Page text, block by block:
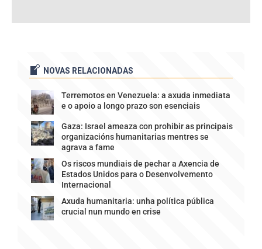
NOVAS RELACIONADAS
Terremotos en Venezuela: a axuda inmediata
e o apoio a longo prazo son esenciais
Gaza: Israel ameaza con prohibir as principais
organizacións humanitarias mentres se
agrava a fame
Os riscos mundiais de pechar a Axencia de
Estados Unidos para o Desenvolvemento
Internacional
Axuda humanitaria: unha política pública
crucial nun mundo en crise